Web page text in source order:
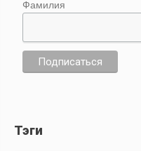
Фамилия
Тэги